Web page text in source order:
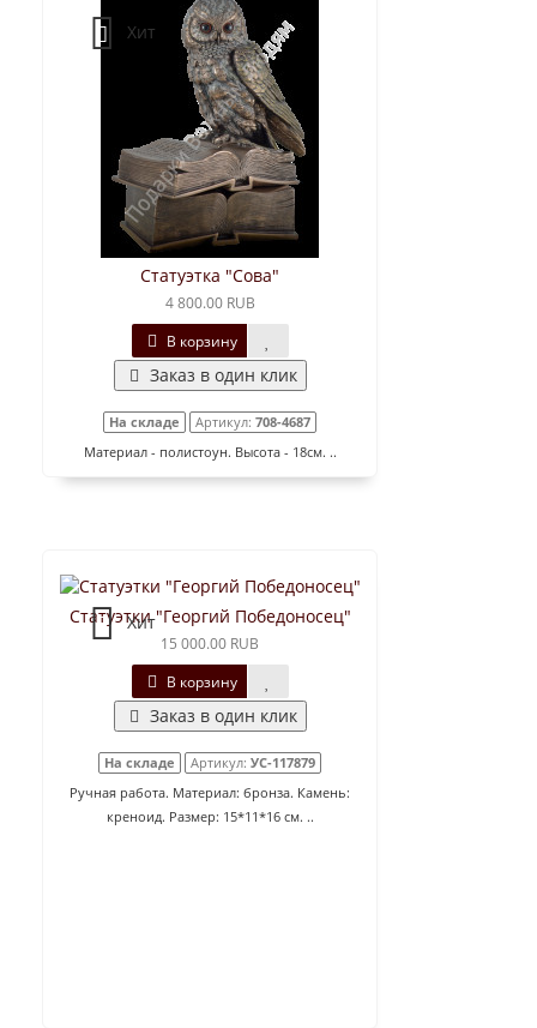
Хит
Статуэтка "Сова"
4 800.00 RUB
В корзину
Заказ в один клик
На складе Артикул: 708-4687
Материал - полистоун. Высота - 18см. ..
Хит
Статуэтки "Георгий Победоносец"
15 000.00 RUB
В корзину
Заказ в один клик
На складе Артикул: УС-117879
Ручная работа. Материал: бронза. Камень:
креноид. Размер: 15*11*16 см. ..